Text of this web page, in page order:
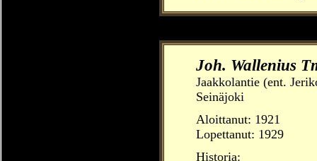
Joh. Wallenius
Jaakkolantie (ent.
Seinäjoki
Aloittanut: 1921
Lopettanut: 1929
Historia: